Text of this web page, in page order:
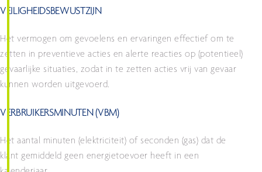
VEILIGHEIDSBEWUSTZIJN
Het vermogen om gevoelens en ervaringen effectief om te
zetten in preventieve acties en alerte reacties op (potentieel)
gevaarlijke situaties, zodat in te zetten acties vrij van gevaar
kunnen worden uitgevoerd.
VERBRUIKERSMINUTEN (VBM)
Het aantal minuten (elektriciteit) of seconden (gas) dat de
klant gemiddeld geen energietoevoer heeft in een